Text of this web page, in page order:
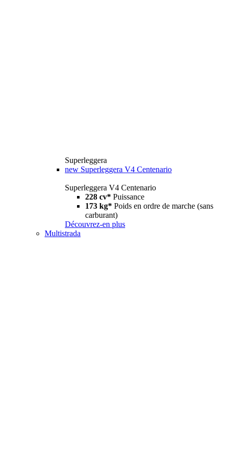
Superleggera
new Superleggera V4 Centenario
Superleggera V4 Centenario
228 cv* Puissance
173 kg* Poids en ordre de marche (sans
carburant)
Découvrez-en plus
Multistrada